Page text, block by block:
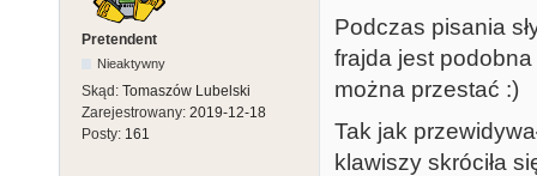
Pretendent
Nieaktywny
Skąd: Tomaszów Lubelski
Zarejestrowany: 2019-12-18
Posty: 161
Podczas pisania
frajda jest
można przestać :)
Tak jak
klawiszy skróciła